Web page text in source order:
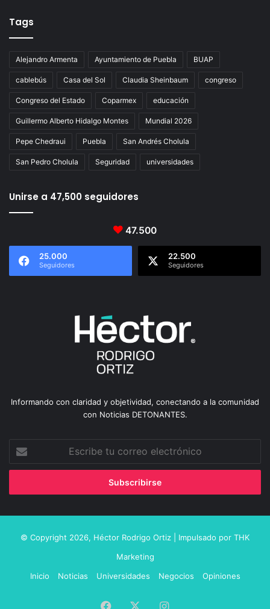
Tags
Alejandro Armenta Ayuntamiento de Puebla BUAP
cablebús Casa del Sol Claudia Sheinbaum congreso
Congreso del Estado Coparmex educación
Guillermo Alberto Hidalgo Montes Mundial 2026
Pepe Chedraui Puebla San Andrés Cholula
San Pedro Cholula Seguridad universidades
Unirse a 47,500 seguidores
47.500
25.000
Seguidores
22.500
Seguidores
Informando con claridad y objetividad, conectando a la comunidad
con Noticias DETONANTES.
tu
correo
© Copyright 2026, Héctor Rodrigo Ortiz | Impulsado por THK
Marketing
Inicio
Noticias Universidades Negocios Opiniones
Facebook Instagram